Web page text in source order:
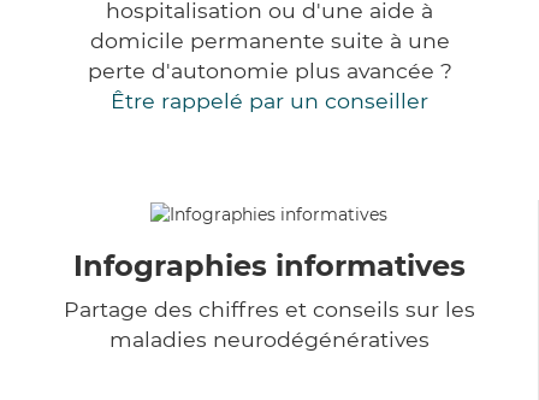
hospitalisation ou d'une aide à
domicile permanente suite à une
perte d'autonomie plus avancée ?
Être rappelé par un conseiller
Infographies informatives
Partage des chiffres et conseils sur les
maladies neurodégénératives